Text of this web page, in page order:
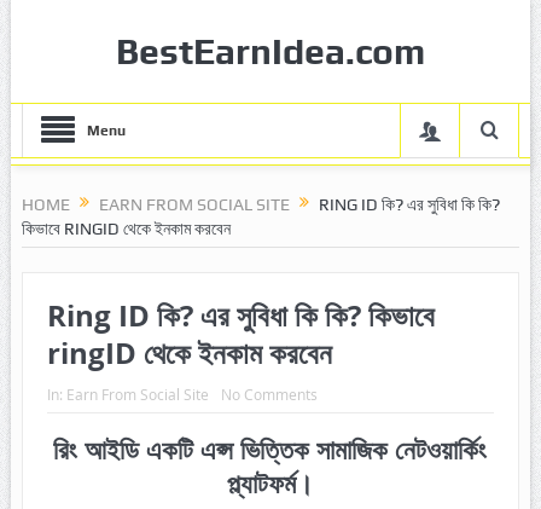
BestEarnIdea.com
Menu
HOME EARN FROM SOCIAL SITE
RING ID কি? এর সুবিধা কি কি?
কিভাবে RINGID থেকে ইনকাম করবেন
Ring ID কি? এর সুবিধা কি কি? কিভাবে
ringID থেকে ইনকাম করবেন
In: Earn From Social Site No Comments
রিং আইডি একটি এপ্স ভিত্তিক সামাজিক নেটওয়ার্কিং
প্ল্যাটফর্ম।